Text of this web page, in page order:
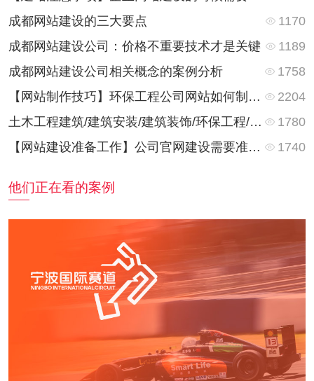
成都网站建设的三大要点
1170
成都网站建设公司：价格不重要技术才是关键
1189
成都网站建设公司相关概念的案例分析
1758
【网站制作技巧】环保工程公司网站如何制作？网站栏目都有些什么内容？
2204
土木工程建筑/建筑安装/建筑装饰/环保工程/暖通工程的网站内容有哪些？又有何不同？
1780
【网站建设准备工作】公司官网建设需要准备些什么资料？
1740
他们正在看的案例